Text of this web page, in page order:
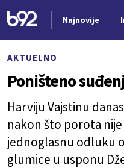
Najnovije
AKTUELNO
Poništeno
Harviju Vajstinu
nakon što porota
jednoglasnu odluku
glumice u usponu